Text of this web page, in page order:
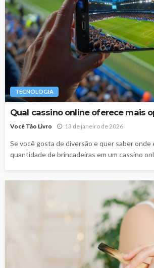
TECNOLOGIA
Qual cassino online oferece mais
Você Tão Livro 13 de janeiro de 2026
Se você gosta de diversão e quer saber onde
quantidade de brincadeiras em um cassino